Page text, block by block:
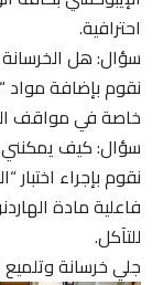
احترافية.
سؤال: هل الخرسانة
نقوم بإضافة مواد
خاصة في مواقف
سؤال: كيف يمكنني
نقوم بإجراء اختبار
فاعلية مادة
للتآكل.
جلي خرسانة وتلميع